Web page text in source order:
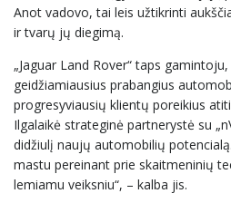
Anot vadovo, tai leis užtikrinti
ir tvarų jų diegimą.
„Jaguar Land Rover“ taps
geidžiamiausius prabangius
progresyviausių klientų poreikius
Ilgalaikė strateginė partnerystė su
didžiulį naujų automobilių
mastu pereinant prie skaitmeninių
lemiamu veiksniu“, – kalba jis.